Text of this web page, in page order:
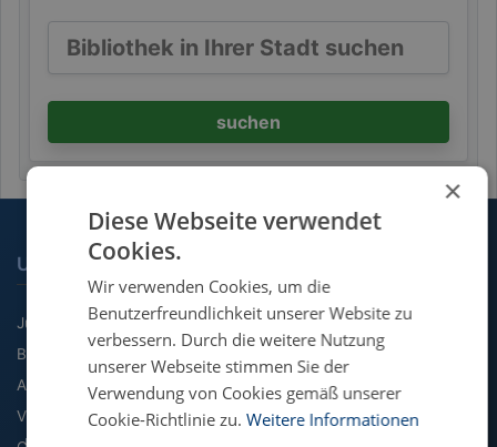
suchen
UNSERE FACHGEBIETE
Jura
BWL
Agrarwissenschaft
VWL
×
Diese Webseite verwendet
Cookies.
Wir verwenden Cookies, um die
Benutzerfreundlichkeit unserer Website zu
verbessern. Durch die weitere Nutzung
unserer Webseite stimmen Sie der
Verwendung von Cookies gemäß unserer
Cookie-Richtlinie zu. Weitere Informationen